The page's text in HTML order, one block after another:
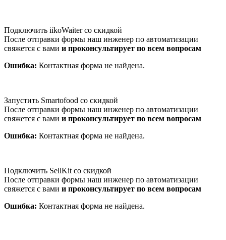
Подключить iikoWaiter со скидкой
После отправки формы наш инженер по автоматизации
свяжется с вами и проконсультирует по всем вопросам
Ошибка: Контактная форма не найдена.
Запустить Smartofood со скидкой
После отправки формы наш инженер по автоматизации
свяжется с вами и проконсультирует по всем вопросам
Ошибка: Контактная форма не найдена.
Подключить SellKit со скидкой
После отправки формы наш инженер по автоматизации
свяжется с вами и проконсультирует по всем вопросам
Ошибка: Контактная форма не найдена.